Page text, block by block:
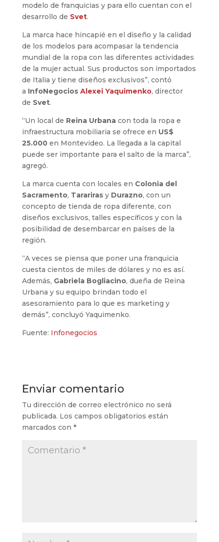
modelo de franquicias y para ello cuentan con el
desarrollo de Svet.
La marca hace hincapié en el diseño y la calidad
de los modelos para acompasar la tendencia
mundial de la ropa con las diferentes actividades
de la mujer actual. Sus productos son importados
de Italia y tiene diseños exclusivos”, contó
a InfoNegocios Alexei Yaquimenko, director
de Svet.
“Un local de Reina Urbanacon toda la ropa e
infraestructura mobiliaria se ofrece en US$
25.000en Montevideo. La llegada a la capital
puede ser importante para el salto de la marca”,
agregó.
La marca cuenta con locales en Colonia del
Sacramento, TararirasyDurazno, con un
concepto de tienda de ropa diferente, con
diseños exclusivos, talles específicos y con la
posibilidad de desembarcar en países de la
región.
“A veces se piensa que poner una franquicia
cuesta cientos de miles de dólares y no es así.
Además, Gabriela Bogliacino, dueña de Reina
Urbana y su equipo brindan todo el
asesoramiento para lo que es marketing y
demás”, concluyó Yaquimenko.
Fuente: Infonegocios
Enviar comentario
Tu dirección de correo electrónico no será
publicada. Los campos obligatorios están
marcados con *